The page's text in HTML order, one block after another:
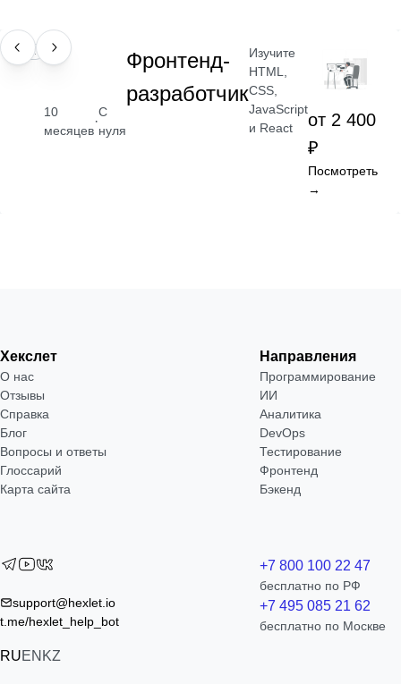
ПРОФЕССИЯ
10
месяцев
·
С
нуля
Фронтенд-
разработчик
Изучите
HTML,
CSS,
JavaScript
и React
от 2 400
₽
Посмотреть
→
Хекслет
О нас
Отзывы
Справка
Блог
Вопросы и ответы
Глоссарий
Карта сайта
Направления
Программирование
ИИ
Аналитика
DevOps
Тестирование
Фронтенд
Бэкенд
support@hexlet.io
t.me/hexlet_help_bot
RUEN KZ
+7 800 100 22 47
бесплатно по РФ
+7 495 085 21 62
бесплатно по Москве